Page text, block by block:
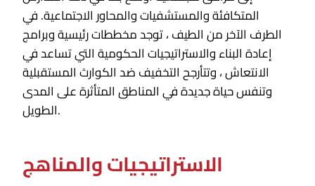
المتكافئة والمستشفيات والمحاور الاجتماعية. في
الطرف الآخر من الطيف ، توجد مخططات رئيسية وبرامج
إعادة البناء والاستراتيجيات الحكومية التي تساعد في
الانتعاش ، وتتأرجح التخفيف ضد الكوارث المستقبلية
وتنفس حياة جديدة في المناطق المتأثرة على المدى
الطويل.
الاستراتيجيات والمناهج